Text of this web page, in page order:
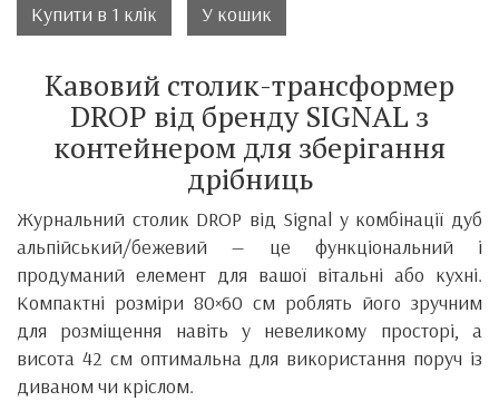
Купити в 1 клік У кошик
Кавовий столик-трансформер
DROP від бренду SIGNAL з
контейнером для зберігання
дрібниць
Журнальний столик DROP від Signal у комбінації дуб
альпійський/бежевий — це функціональний і
продуманий елемент для вашої вітальні або кухні.
Компактні розміри 80×60 см роблять його зручним
для розміщення навіть у невеликому просторі, а
висота 42 см оптимальна для використання поруч із
диваном чи кріслом.